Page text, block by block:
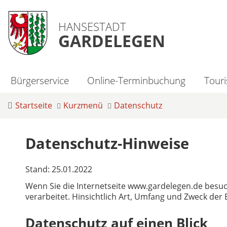
HANSESTADT
GARDELEGEN
Bürgerservice Online-Terminbuchung
Startseite Kurzmenü Datenschutz
Datenschutz-Hinweise
Stand: 25.01.2022
Wenn Sie die Internetseite www.gardelegen.de
verarbeitet. Hinsichtlich Art, Umfang und Zweck
Datenschutz auf einen Blick